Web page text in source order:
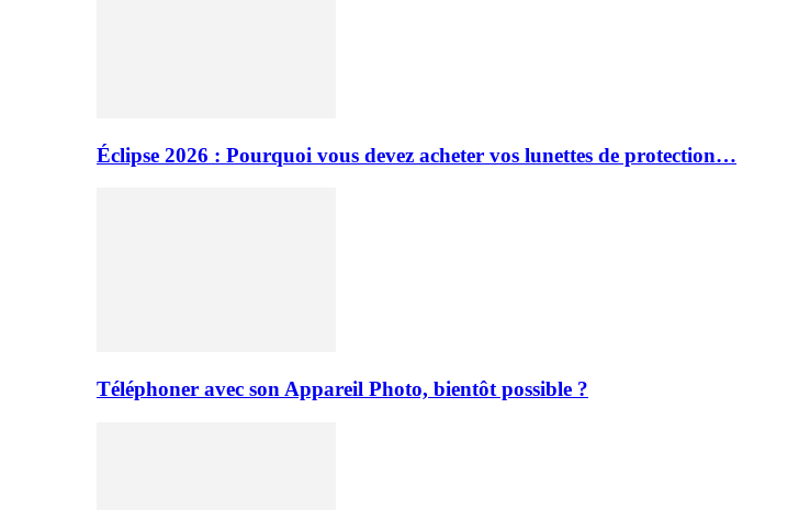
Éclipse 2026 : Pourquoi vous devez acheter vos lunettes de protection…
Téléphoner avec son Appareil Photo, bientôt possible ?